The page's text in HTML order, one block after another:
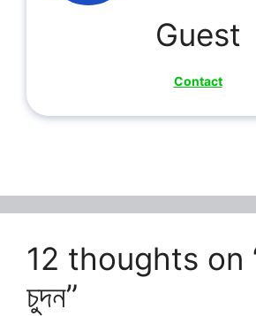
Guest
Contact
12 thoughts on
চুদন”